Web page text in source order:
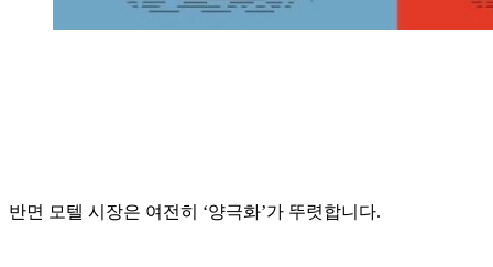
반면 모텔 시장은 여전히 ‘양극화’가 뚜렷합니다.